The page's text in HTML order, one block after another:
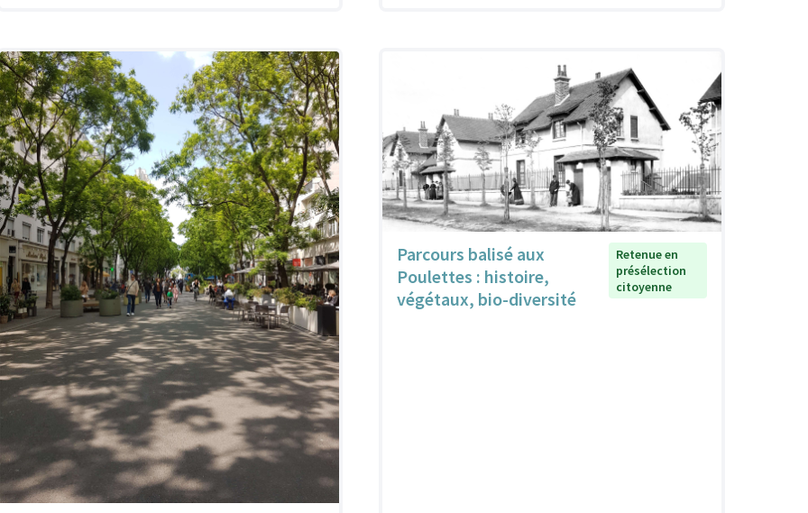
Parcours balisé aux
Poulettes : histoire,
végétaux, bio-diversité
Retenue en
présélection
citoyenne